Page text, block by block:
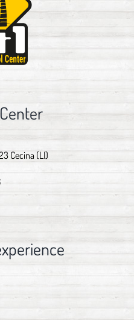
Cecina (LI)